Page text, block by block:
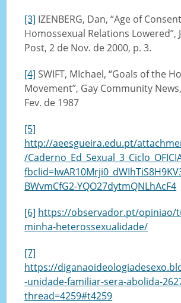
[3] IZENBERG, Dan, “Age of
Homossexual Relations Lowered”,
Post, 2 de Nov. de 2000, p. 3.
[4] SWIFT, MIchael, “Goals of the
Movement”, Gay Community
Fev. de 1987
[5]
http://aeesgueira.edu.pt/
/
BWvmCfG2-YQO27dytmQNLhAcF4
[6] https://observador.pt/opiniao/
minha-heterossexualidade/
[7]
https://
-unidade-familiar-sera-abolida-
thread=4259#t4259